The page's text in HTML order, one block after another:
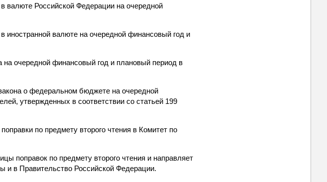
валюте Российской Федерации на очередной
иностранной валюте на очередной финансовый год и
очередной финансовый год и плановый период в
о федеральном бюджете на очередной
утвержденных в соответствии со статьей 199
по предмету второго чтения в Комитет по
поправок по предмету второго чтения и направляет
и в Правительство Российской Федерации.